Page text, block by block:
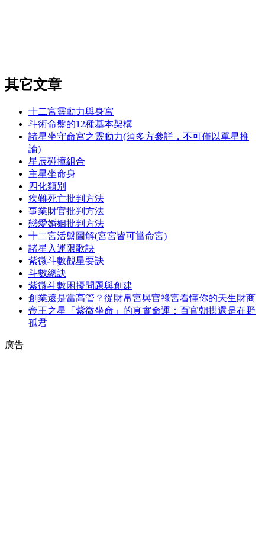
其它文章
十二宮靈動力與身宮
斗術命盤的12種基本架構
諸星坐守命宮之靈動力(須多方參詳，不可僅以單星推
論)
星辰碰撞組合
主星坐命身
四化類別
疾難死亡批判方法
事業財官批判方法
戀愛婚姻批判方法
十二宮活盤圖解(宮宮皆可當命宮)
諸星入運限歌訣
紫微斗數觀星要訣
斗數總訣
紫微斗數困擾問題與創建
創業還是當高管？從財帛宮與官祿宮看懂你的天生財商
帝王之星「紫微坐命」的真實命運：百官朝拱還是在野
孤君
廣告